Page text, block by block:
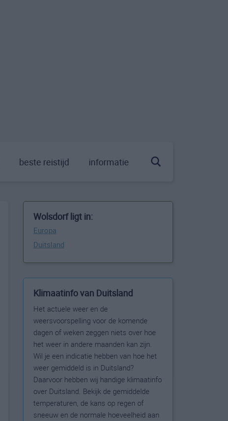
beste reistijd informatie
Wolsdorf ligt in:
Europa
Duitsland
Klimaatinfo van Duitsland
Het actuele weer en de
weersvoorspelling voor de komende
dagen of weken zeggen niets over hoe
het weer in andere maanden kan zijn.
Wil je een indicatie hebben van hoe het
weer gemiddeld is in Duitsland?
Daarvoor hebben wij handige klimaatinfo
over Duitsland. Bekijk de gemiddelde
temperaturen, de kans op regen of
sneeuw en de normale hoeveelheid aan